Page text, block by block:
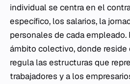
individual se centra en el
específico, los salarios, la
personales de cada empleado.
ámbito colectivo, donde reside
regula las estructuras que
trabajadores y a los